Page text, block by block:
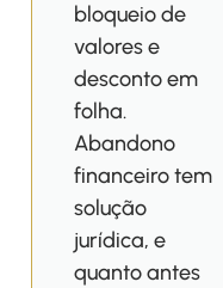
bloqueio de
valores e
desconto em
folha.
Abandono
financeiro tem
solução
jurídica, e
quanto antes